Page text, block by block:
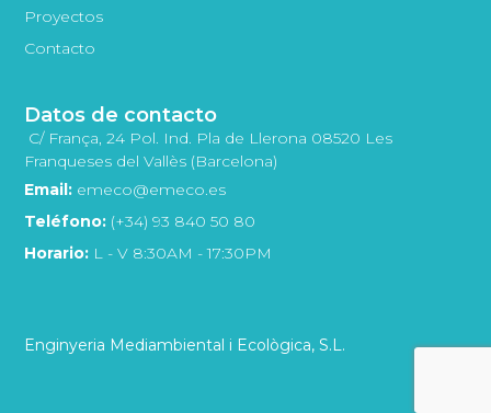
Enginyeria Mediambiental i Ecològica, S.L.
Proyectos
Contacto
Datos de contacto
C/ França, 24 Pol. Ind. Pla de Llerona 08520 Les
Franqueses del Vallès (Barcelona)
Email: emeco@emeco.es
Teléfono: (+34) 93 840 50 80
Horario: L - V 8:30AM - 17:30PM